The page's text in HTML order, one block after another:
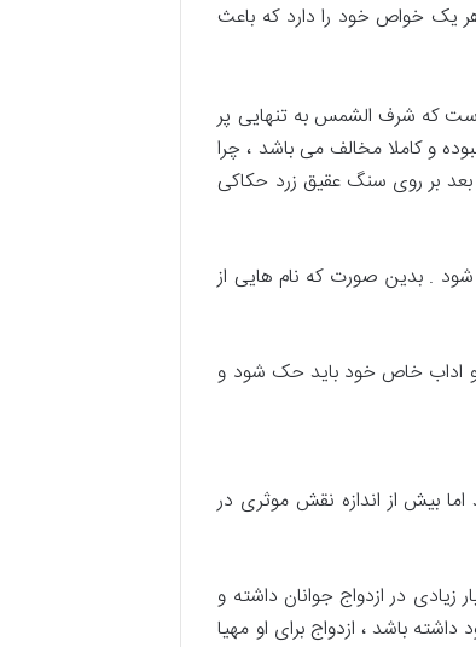
یک خواص خود را دارد که باعث
است که شرف الشمس به تنهایی پر
و کاملا مخالف می باشد ، چرا
بر روی سنگ عقیق زرد حکاکی
گذاری می شود . بدین صورت که نام هایی از
با رعایت اصول و اداب خاص خود باید حک شود و
بیش از اندازه نقش موثری در
در ازدواج جوانان داشته و
باشد ، ازدواج برای او مهیا